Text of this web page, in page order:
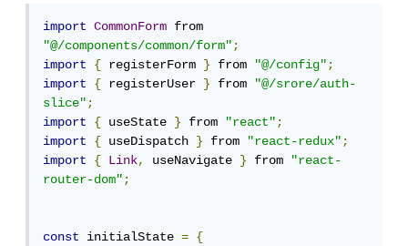
import CommonForm
"@/components/common/form";
import
{ registerForm } from "@/config";
import
{ registerUser } from "@/srore/auth-
slice";
import
{ useState } from "react";
import
{ useDispatch } from "react-redux";
import
{ Link, useNavigate } from "react-
router-dom";
const initialState =
{